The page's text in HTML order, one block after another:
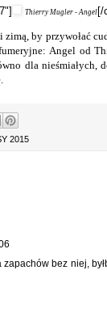
Thierry Mugler - Angel[/
by przywołać
Angel od
dla
2015
bez niej,